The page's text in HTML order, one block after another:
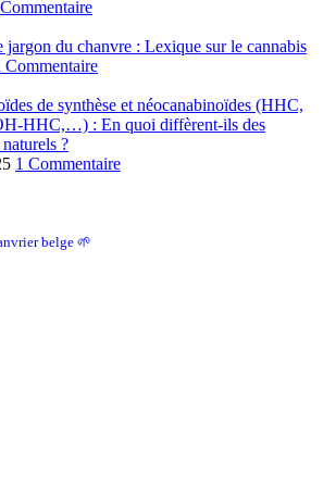
jargon du chanvre : Lexique sur le cannabis
Commentaire
de synthèse et néocanabinoïdes (HHC,
HHC,…) : En quoi diffèrent-ils des
?
1 Commentaire
belge 🌱